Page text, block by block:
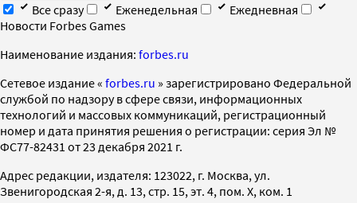
Все сразу
Еженедельная
Ежедневная
Новости Forbes Games
Наименование издания: forbes.ru
Cетевое издание « forbes.ru » зарегистрировано Федеральной
службой по надзору в сфере связи, информационных
технологий и массовых коммуникаций, регистрационный
номер и дата принятия решения о регистрации: серия Эл №
ФС77-82431 от 23 декабря 2021 г.
Адрес редакции, издателя: 123022, г. Москва, ул.
Звенигородская 2-я, д. 13, стр. 15, эт. 4, пом. X, ком. 1